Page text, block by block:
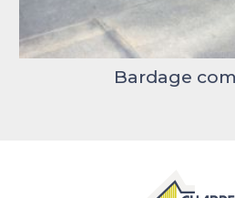
Bardage